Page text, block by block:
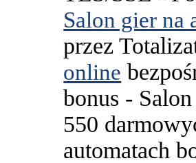
Salon gier na
przez
online
bonus -
550
automatach